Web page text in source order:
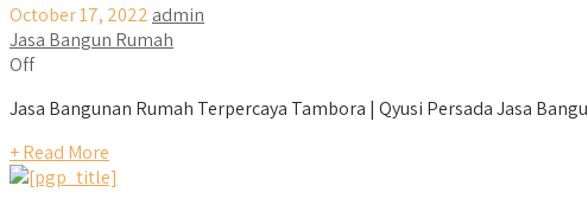
October 17, 2022 admin
Jasa Bangun Rumah
Off
Jasa Bangunan Rumah Terpercaya Tambora | Qyusi Persada Jasa
+ Read More